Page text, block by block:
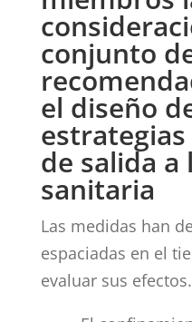
conjunto
el diseño
de salida a
sanitaria
Las medidas han
espaciadas en el
evaluar sus efectos.